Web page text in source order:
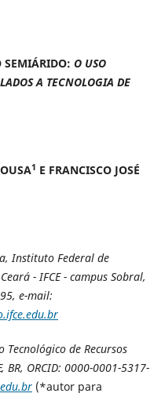
SEMIÁRIDO: O USO
A TECNOLOGIA DE
1 E FRANCISCO JOSÉ
Instituto Federal de
- IFCE - campus Sobral,
e-mail:
de Recursos
BR, ORCID: 0000-0001-5317-
(*autor para